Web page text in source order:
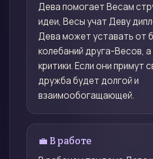
Дева помогает Весам
идеи, Весы учат Деву
Дева может уставать от
колебаний друга-Весов,
критики. Если они примут
дружба будет долгой и
взаимообогащающей.
💼 В работе